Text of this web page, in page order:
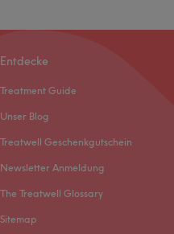
Entdecke
Treatment Guide
Unser Blog
Treatwell Geschenkgutschein
Newsletter Anmeldung
The Treatwell Glossary
Sitemap